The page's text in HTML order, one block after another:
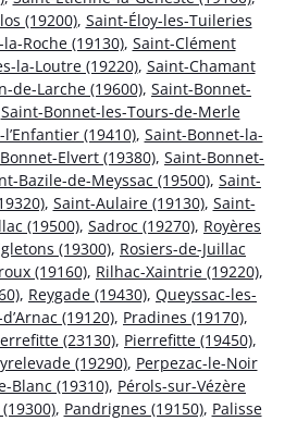
(19200), Saint-Éloy-les-Tuileries
Roche (19130), Saint-Clément
la-Loutre (19220), Saint-Chamant
de-Larche (19600), Saint-Bonnet-
Saint-Bonnet-les-Tours-de-Merle
(19410), Saint-Bonnet-la-
Elvert (19380), Saint-Bonnet-
Bazile-de-Meyssac (19500), Saint-
, Saint-Aulaire (19130), Saint-
(19500), Sadroc (19270), Royères
(19300), Rosiers-de-Juillac
(19160), Rilhac-Xaintrie (19220),
, Reygade (19430), Queyssac-les-
(19120), Pradines (19170),
(23130), Pierrefitte (19450),
(19290), Perpezac-le-Noir
Blanc (19310), Pérols-sur-Vézère
, Pandrignes (19150), Palisse